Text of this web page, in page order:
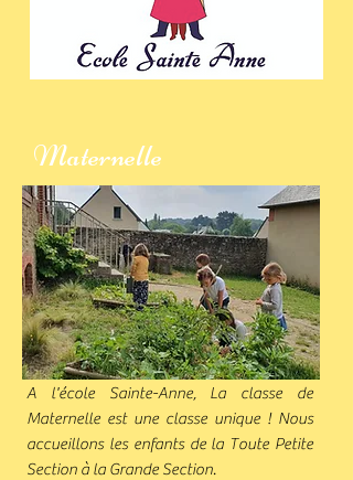
Maternelle
A l'école Sainte-Anne, La classe de
Maternelle est une classe unique ! Nous
accueillons les enfants de la Toute Petite
Section à la Grande Section.